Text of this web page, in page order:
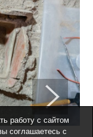
работу с сайтом
соглашаетесь с